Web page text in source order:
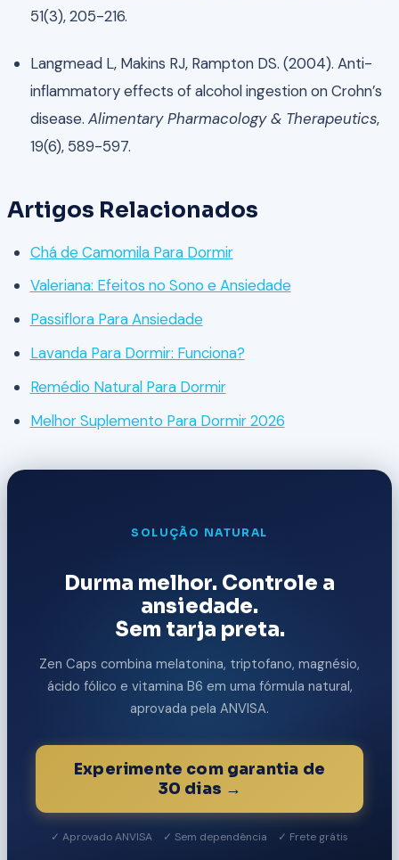
51(3), 205-216.
Langmead L, Makins RJ, Rampton DS. (2004). Anti-
inflammatory effects of alcohol ingestion on Crohn’s
disease. Alimentary Pharmacology & Therapeutics,
19(6), 589-597.
Artigos Relacionados
Chá de Camomila Para Dormir
Valeriana: Efeitos no Sono e Ansiedade
Passiflora Para Ansiedade
Lavanda Para Dormir: Funciona?
Remédio Natural Para Dormir
Melhor Suplemento Para Dormir 2026
SOLUÇÃO NATURAL
Durma melhor. Controle a
ansiedade.
Sem tarja preta.
Zen Caps combina melatonina, triptofano, magnésio,
ácido fólico e vitamina B6 em uma fórmula natural,
aprovada pela ANVISA.
Experimente com garantia de
30 dias →
✓ Aprovado ANVISA ✓ Sem dependência ✓ Frete grátis